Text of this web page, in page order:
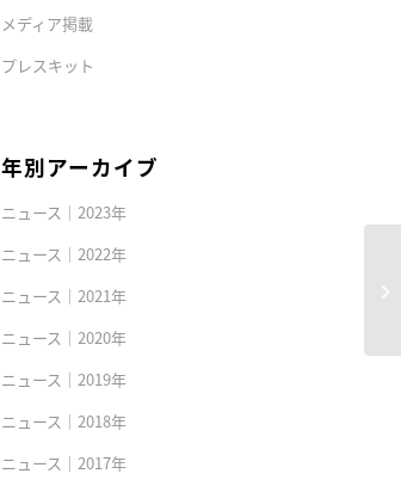
メディア掲載
プレスキット
年別アーカイブ
ニュース｜2023年
ニュース｜2022年
ニュース｜2021年
ニュース｜2020年
ニュース｜2019年
ニュース｜2018年
ニュース｜2017年